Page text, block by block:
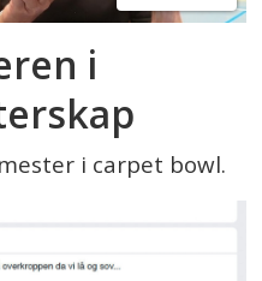
i
i carpet bowl.